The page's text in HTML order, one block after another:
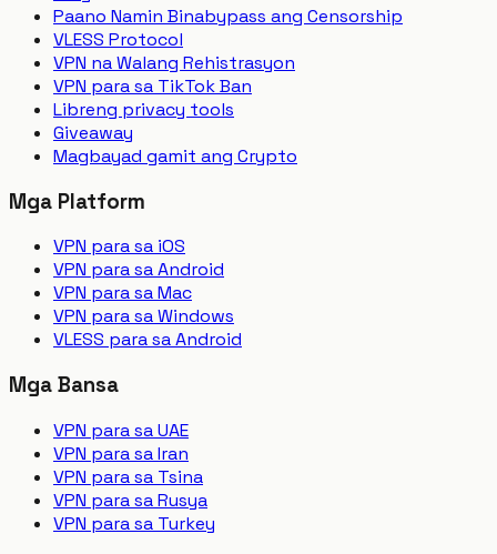
Paano Namin Binabypass ang Censorship
VLESS Protocol
VPN na Walang Rehistrasyon
VPN para sa TikTok Ban
Libreng privacy tools
Giveaway
Magbayad gamit ang Crypto
Mga Platform
VPN para sa iOS
VPN para sa Android
VPN para sa Mac
VPN para sa Windows
VLESS para sa Android
Mga Bansa
VPN para sa UAE
VPN para sa Iran
VPN para sa Tsina
VPN para sa Rusya
VPN para sa Turkey